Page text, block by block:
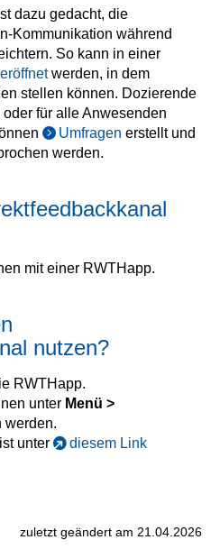
dazu gedacht, die
Kommunikation während
So kann in einer
werden, in dem
stellen können. Dozierende
für alle Anwesenden
Umfragen erstellt und
werden.
mit einer RWTHapp.
nutzen?
RWTHapp.
unter Menü >
werden.
unter
diesem Link
zuletzt geändert am 21.04.2026